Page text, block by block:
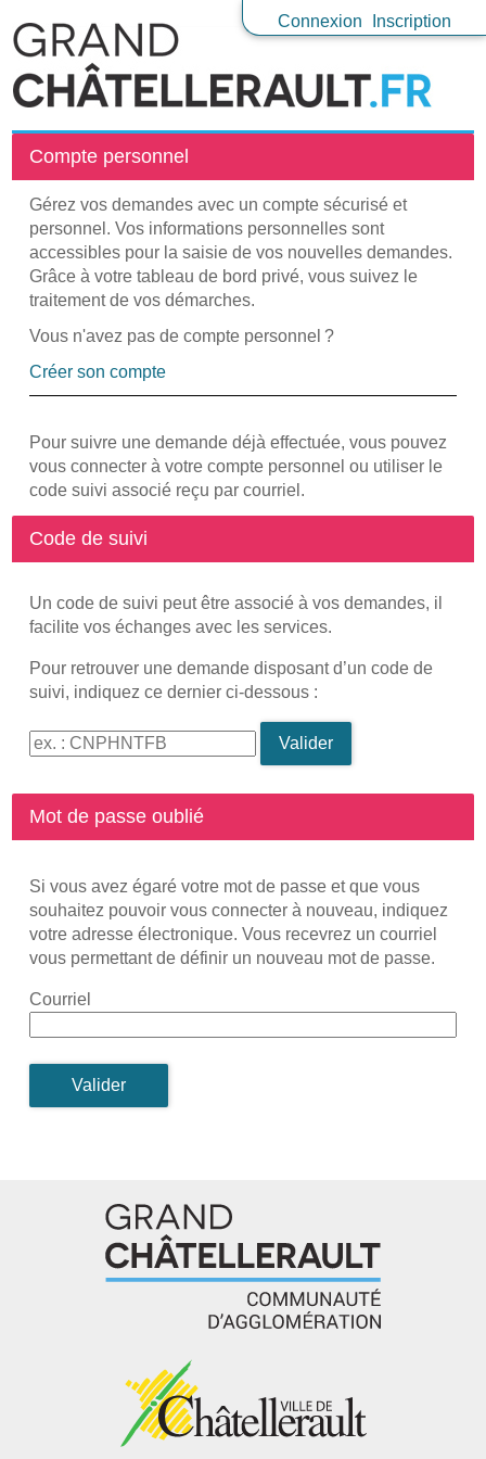
Connexion Inscription
Compte personnel
Gérez vos demandes avec un compte sécurisé et
personnel. Vos informations personnelles sont
accessibles pour la saisie de vos nouvelles demandes.
Grâce à votre tableau de bord privé, vous suivez le
traitement de vos démarches.
Vous n'avez pas de compte personnel ?
Créer son compte
Pour suivre une demande déjà effectuée, vous pouvez
vous connecter à votre compte personnel ou utiliser le
code suivi associé reçu par courriel.
Code de suivi
Un code de suivi peut être associé à vos demandes, il
facilite vos échanges avec les services.
Pour retrouver une demande disposant d’un code de
suivi, indiquez ce dernier ci-dessous :
Code de suivi
Valider
Mot de passe oublié
Si vous avez égaré votre mot de passe et que vous
souhaitez pouvoir vous connecter à nouveau, indiquez
votre adresse électronique. Vous recevrez un courriel
vous permettant de définir un nouveau mot de passe.
Courriel
Valider